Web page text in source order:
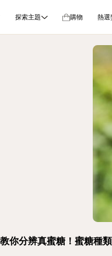
探索主題 購物 熱選
你分辨真蜜糖！蜜糖種